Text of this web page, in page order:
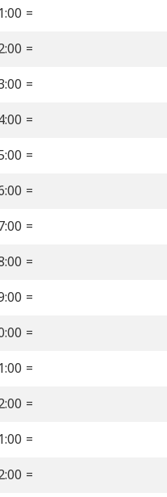
= 1:00 صباحاً
= 2:00 صباحاً
= 3:00 صباحاً
= 4:00 صباحاً
= 5:00 صباحاً
= 6:00 صباحاً
= 7:00 صباحاً
= 8:00 صباحاً
= 9:00 صباحاً
= 10:00 صباحاً
= 11:00 صباحاً
= 12:00 صباحاً
= 1:00 مساءً
= 2:00 مساءً